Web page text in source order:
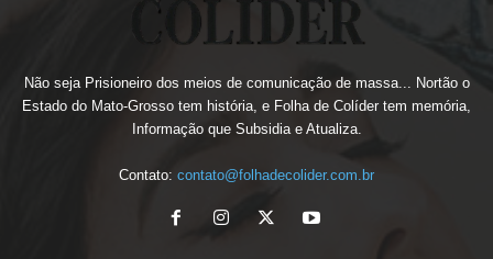
Não seja Prisioneiro dos meios de comunicação de massa... Nortão o
Estado do Mato-Grosso tem história, e Folha de Colíder tem memória,
Informação que Subsidia e Atualiza.
Contato: contato@folhadecolider.com.br